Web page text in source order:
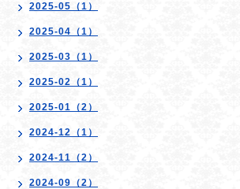
2025-05（1）
2025-04（1）
2025-03（1）
2025-02（1）
2025-01（2）
2024-12（1）
2024-11（2）
2024-09（2）